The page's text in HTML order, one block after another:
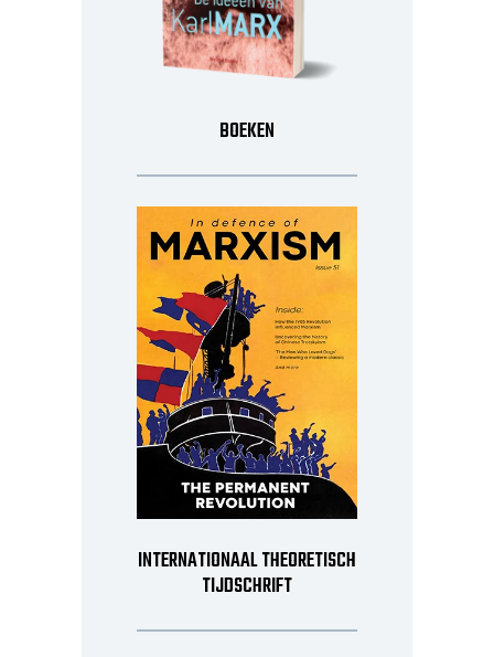
BOEKEN
INTERNATIONAAL THEORETISCH
TIJDSCHRIFT